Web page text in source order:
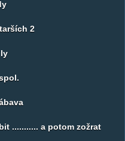
2
........... a potom zožrat